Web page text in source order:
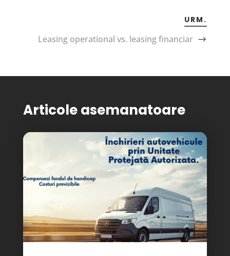
URM.
Leasing operational vs. leasing financiar
Articole asemanatoare